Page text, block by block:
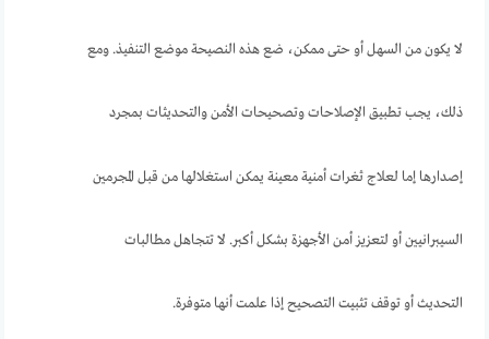
لا يكون من السهل أو حتى ممكن، ضع هذه النصيحة موضع التنفيذ. ومع
ذلك، يجب تطبيق الإصلاحات وتصحيحات الأمن والتحديثات بمجرد
إصدارها إما لعلاج ثغرات أمنية معينة يمكن استغلالها من قبل المجرمين
السيبرانيين أو لتعزيز أمن الأجهزة بشكل أكبر. لا تتجاهل مطالبات
التحديث أو توقف تثبيت التصحيح إذا علمت أنها متوفرة.